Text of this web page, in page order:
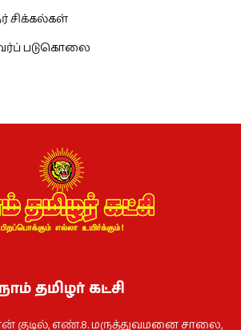
சிக்கல்கள்
படுகொலை
நாம் தமிழர் கட்சி
குடில், எண்.8. மருத்துவமனை சாலை,